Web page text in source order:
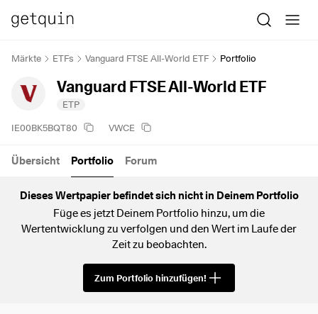
Märkte ETFs Vanguard FTSE All-World ETF Portfolio
Vanguard FTSE All-World ETF
ETP
IE00BK5BQT80 VWCE
Übersicht Portfolio Forum
Dieses Wertpapier befindet sich nicht in Deinem Portfolio
Füge es jetzt Deinem Portfolio hinzu, um die
Wertentwicklung zu verfolgen und den Wert im Laufe der
Zeit zu beobachten.
Zum Portfolio hinzufügen!